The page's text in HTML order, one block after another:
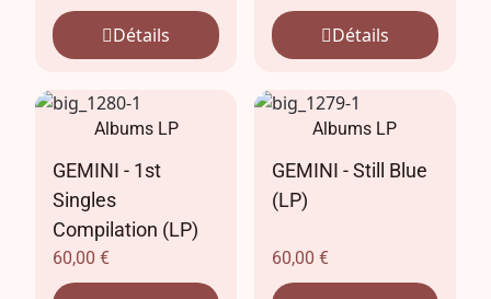
Détails Détails
Albums LP
GEMINI - 1st
Singles
Compilation (LP)
60,00€
Albums LP
GEMINI - Still Blue
(LP)
60,00 €